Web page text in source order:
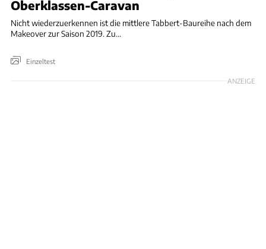
Oberklassen-Caravan
Nicht wiederzuerkennen ist die mittlere Tabbert-Baureihe nach dem
Makeover zur Saison 2019. Zu...
Einzeltest
ANZEIGE